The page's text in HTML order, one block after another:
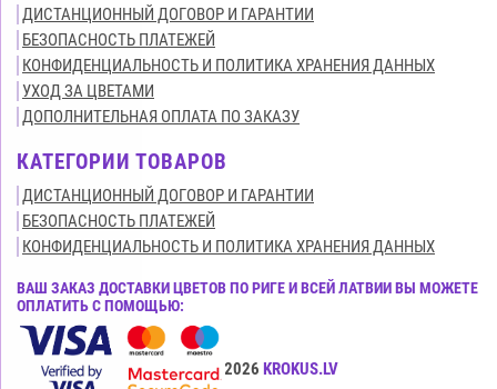
ДИСТАНЦИОННЫЙ ДОГОВОР И ГАРАНТИИ
БЕЗОПАСНОСТЬ ПЛАТЕЖЕЙ
КОНФИДЕНЦИАЛЬНОСТЬ И ПОЛИТИКА ХРАНЕНИЯ ДАННЫХ
УХОД ЗА ЦВЕТАМИ
ДОПОЛНИТЕЛЬНАЯ ОПЛАТА ПО ЗАКАЗУ
КАТЕГОРИИ ТОВАРОВ
ДИСТАНЦИОННЫЙ ДОГОВОР И ГАРАНТИИ
БЕЗОПАСНОСТЬ ПЛАТЕЖЕЙ
КОНФИДЕНЦИАЛЬНОСТЬ И ПОЛИТИКА ХРАНЕНИЯ ДАННЫХ
ВАШ ЗАКАЗ ДОСТАВКИ ЦВЕТОВ ПО РИГЕ И ВСЕЙ ЛАТВИИ ВЫ МОЖЕТЕ
ОПЛАТИТЬ С ПОМОЩЬЮ:
Все права защищены© 2015-2026 KROKUS.LV